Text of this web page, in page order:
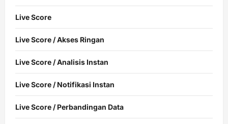
Live Score
Live Score / Akses Ringan
Live Score / Analisis Instan
Live Score / Notifikasi Instan
Live Score / Perbandingan Data